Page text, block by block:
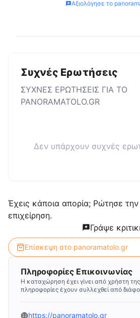
Αξιολόγησε το
Συχνές Ερωτήσεις
ΣΥΧΝΕΣ ΕΡΩΤΗΣΕΙΣ ΓΙΑ ΤΟ
PANORAMATOLO.GR
Δεν υπάρχουν συχνές
Έχεις κάποια απορία; Ρώτησε την
επιχείρηση.
Γράψε
Επίσκεψη στο panoramatolo.gr
Πληροφορίες Επικοινωνίας
Η καταχώρηση έχει γίνει από χρήστη
πληροφορίες έχουν συλλεχθεί από
https://panoramatolo.gr